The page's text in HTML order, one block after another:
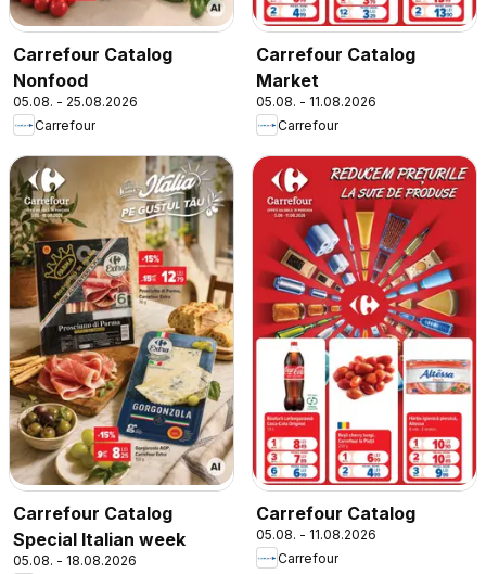
Carrefour Catalog
Nonfood
05.08. - 25.08.2026
Carrefour
Carrefour Catalog
Market
05.08. - 11.08.2026
Carrefour
Carrefour Catalog
Special Italian week
05.08. - 18.08.2026
Carrefour Catalog
05.08. - 11.08.2026
Carrefour